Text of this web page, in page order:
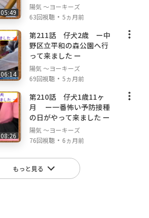
05:49
陽気 ～ヨーキーズ
63回視聴 ・5ヵ月前
06:14
第211話 仔犬2歳 ー中
野区立平和の森公園へ行
って来ました ー
陽気 ～ヨーキーズ
69回視聴 ・5ヵ月前
08:26
第210話 仔犬1歳11ヶ
月 ー一番怖い予防接種
の日がやって来ました ー
陽気 ～ヨーキーズ
76回視聴 ・ 6ヵ月前
もっと見る